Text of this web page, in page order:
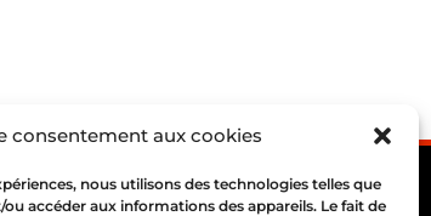
consentement aux cookies
nous utilisons des technologies telles que
accéder aux informations des appareils. Le fait de